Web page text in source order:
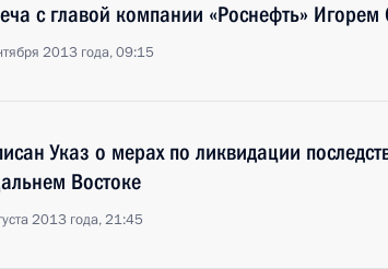
с главой компании «Роснефть»
2013 года, 09:15
Указ о мерах по ликвидации
Востоке
2013 года, 21:45